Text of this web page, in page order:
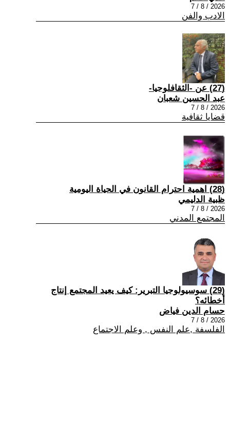
2026 / 8 / 7
الادب والفن
(27) عن -الثقافلوجيا-
عبد الحسين شعبان
2026 / 8 / 7
قضايا ثقافية
(28) اهمية احترام القانون في الحياة اليومية
ظبية الدليمي
2026 / 8 / 7
المجتمع المدني
(29) سوسيولوجيا التبرير: كيف يعيد المجتمع إنتاج
أخطائه؟
حسام الدين فياض
2026 / 8 / 7
الفلسفة ,علم النفس , وعلم الاجتماع